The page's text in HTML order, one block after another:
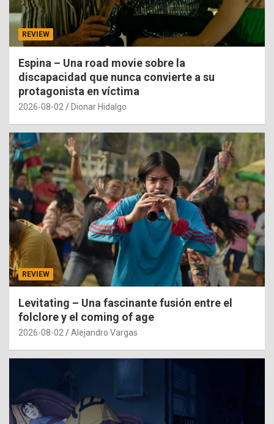
REVIEW
Espina – Una road movie sobre la
discapacidad que nunca convierte a su
protagonista en víctima
2026-08-02 Dionar Hidalgo
REVIEW
Levitating – Una fascinante fusión entre el
folclore y el coming of age
2026-08-02 Alejandro Vargas